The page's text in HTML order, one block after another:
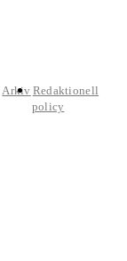
Arkiv Redaktionell
policy